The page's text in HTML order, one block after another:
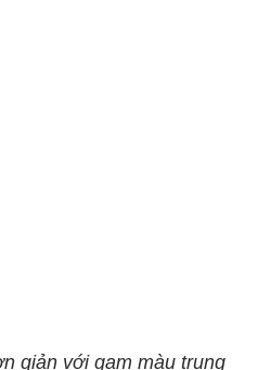
giản với gam màu trung